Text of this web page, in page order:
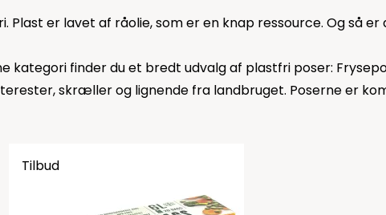
Plast er lavet af råolie, som er en knap ressource. Og så
kategori finder du et bredt udvalg af plastfri poser:
skræller og lignende fra landbruget. Poserne er
Tilbud